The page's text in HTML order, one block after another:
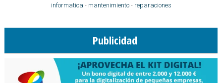
informatica - mantenimiento- reparaciones
Publicidad